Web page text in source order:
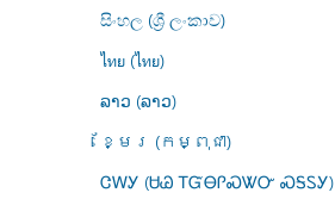
සිංහල (ශ්‍රී ලංකාව)
ไทย (ไทย)
ລາວ (ລາວ)
ខ្មែរ (កម្ពុជា)
ᏣᎳᎩ (ᏌᏊ ᎢᏳᎾᎵᏍᏔᏅ ᏍᎦᏚᎩ)